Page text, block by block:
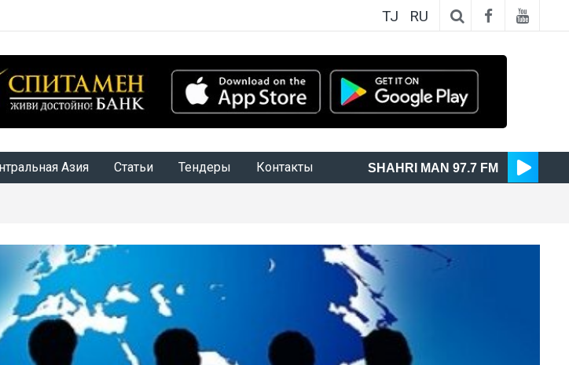
TJ RU
Азия Статьи Тендеры Контакты SHAHRI MAN 97.7 FM